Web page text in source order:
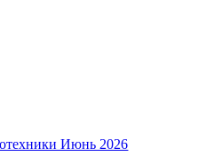
Июнь 2026